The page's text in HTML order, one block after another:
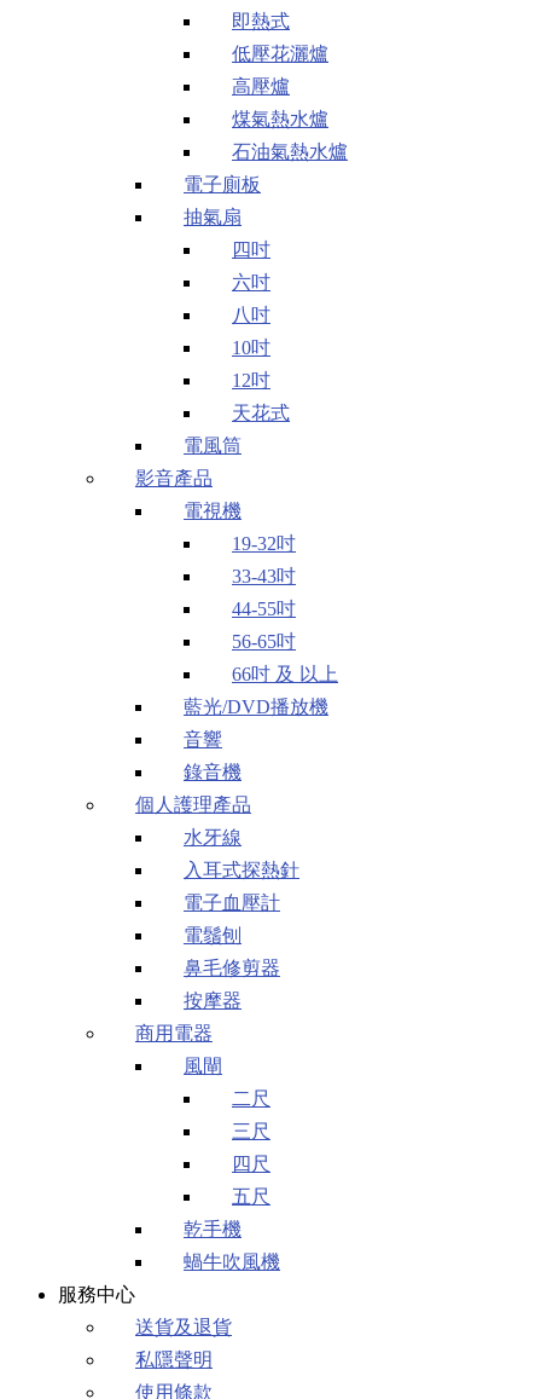
即熱式
低壓花灑爐
高壓爐
煤氣熱水爐
石油氣熱水爐
電子廁板
抽氣扇
四吋
六吋
八吋
10吋
12吋
天花式
電風筒
影音產品
電視機
19-32吋
33-43吋
44-55吋
56-65吋
66吋 及 以上
藍光/DVD播放機
音響
錄音機
個人護理產品
水牙線
入耳式探熱針
電子血壓計
電鬚刨
鼻毛修剪器
按摩器
商用電器
風閘
二尺
三尺
四尺
五尺
乾手機
蝸牛吹風機
服務中心
送貨及退貨
私隱聲明
使用條款